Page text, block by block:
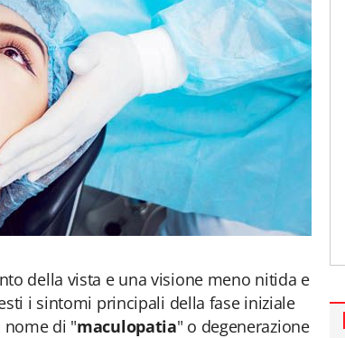
della vista e una visione meno nitida e
i sintomi principali della fase iniziale
nome di "maculopatia" o degenerazione